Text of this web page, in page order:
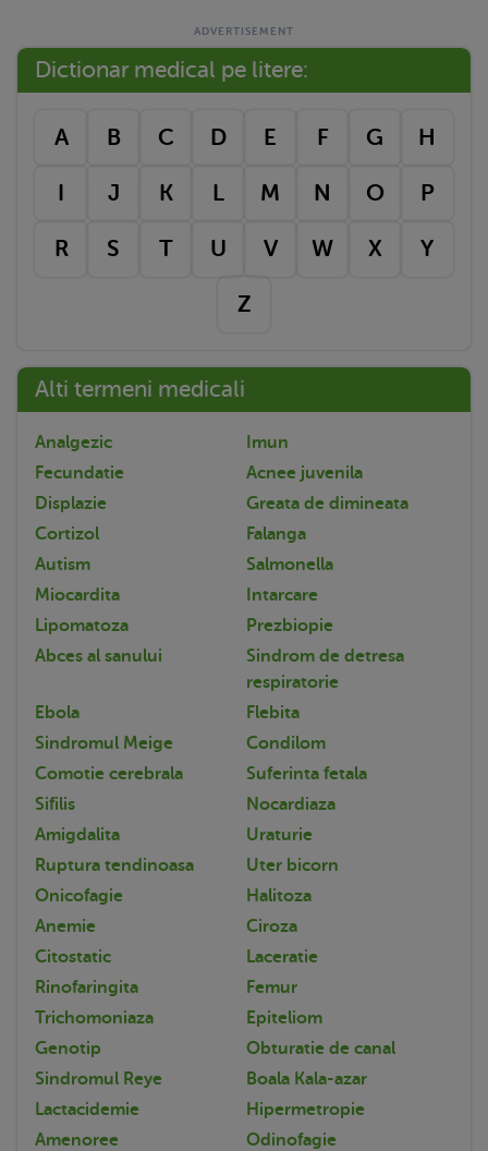
Dictionar medical pe litere:
A B C D E F G H
I J K L M N O P
R S T U V W X Y
Z
Alti termeni medicali
Analgezic
Imun
Fecundatie
Acnee juvenila
Displazie
Greata de dimineata
Cortizol
Falanga
Autism
Salmonella
Miocardita
Intarcare
Lipomatoza
Prezbiopie
Abces al sanului
Sindrom de detresa
respiratorie
Ebola
Flebita
Sindromul Meige
Condilom
Comotie cerebrala
Suferinta fetala
Sifilis
Nocardiaza
Amigdalita
Uraturie
Ruptura tendinoasa
Uter bicorn
Onicofagie
Halitoza
Anemie
Ciroza
Citostatic
Laceratie
Rinofaringita
Femur
Trichomoniaza
Epiteliom
Genotip
Obturatie de canal
Sindromul Reye
Boala Kala-azar
Lactacidemie
Hipermetropie
Amenoree
Odinofagie